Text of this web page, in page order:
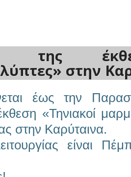
της
στην
έως την
«Τηνιακοί
στην Καρύταινα.
είναι